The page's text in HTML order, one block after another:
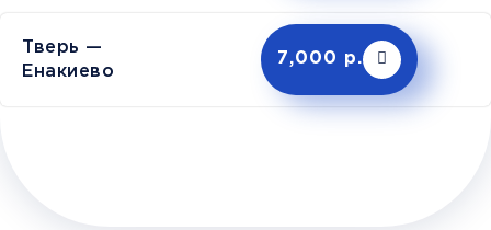
Тверь —
Енакиево
7,000 р.